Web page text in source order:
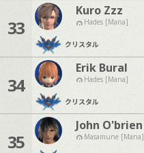
33
Kuro Zzz
Hades [Mana]
クリスタル
34
Erik Bural
Hades [Mana]
クリスタル
35
John O'brien
Masamune [Mana]